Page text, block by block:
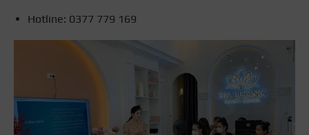
Hotline: 0377 779 169